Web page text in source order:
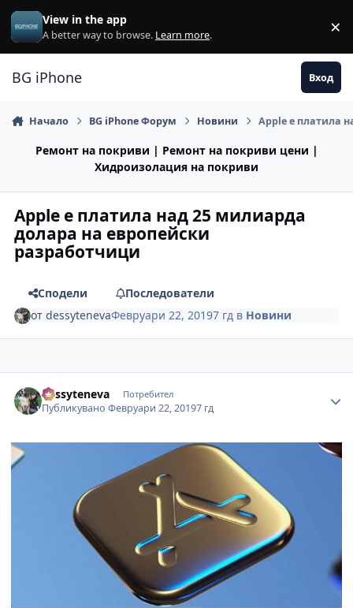
Премини към съдържанието
View in the app
A better way to browse. Learn more. ×
BG iPhone Вход
Начало BG iPhone Форум Новини Apple е платила
Ремонт на покриви | Ремонт на покриви цени |
Хидроизолация на покриви
Apple е платила над 25 милиарда
долара на европейски
разработчици
Сподели
Последователи
отdessytenevaФевруари 22, 20197 гд в Новини
dessyteneva Потребител
ПубликуваноФевруари 22, 20197 гд